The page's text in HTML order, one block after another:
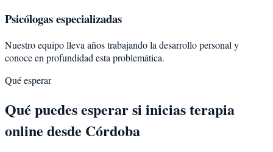
Psicólogas especializadas
Nuestro equipo lleva años trabajando la desarrollo personal y
conoce en profundidad esta problemática.
Qué esperar
Qué puedes esperar si inicias terapia
online desde Córdoba